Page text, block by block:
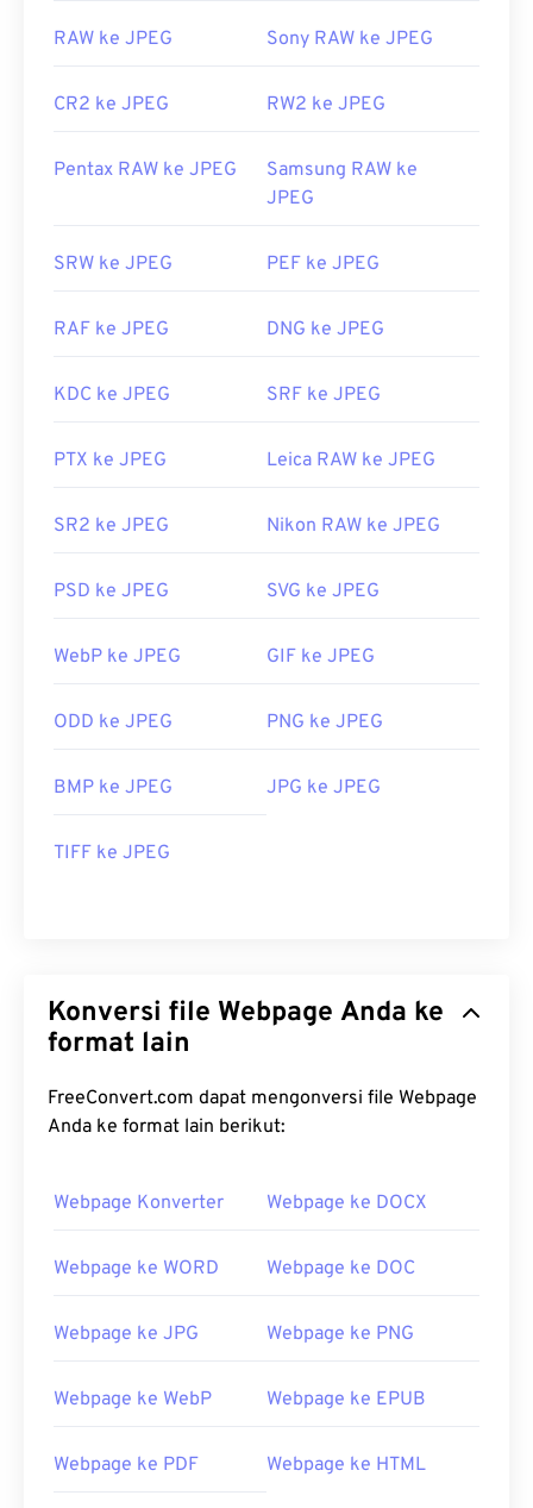
RAW ke JPEG Sony RAW ke JPEG
CR2 ke JPEG RW2 ke JPEG
Pentax RAW ke JPEG
Samsung RAW ke
JPEG
SRW ke JPEG PEF ke JPEG
RAF ke JPEG DNG ke JPEG
KDC ke JPEG SRF ke JPEG
PTX ke JPEG Leica RAW ke JPEG
SR2 ke JPEG Nikon RAW ke JPEG
PSD ke JPEG SVG ke JPEG
WebP ke JPEG GIF ke JPEG
ODD ke JPEG PNG ke JPEG
BMP ke JPEG JPG ke JPEG
TIFF ke JPEG
Konversi file Webpage Anda ke
format lain
FreeConvert.com dapat mengonversi file Webpage
Anda ke format lain berikut:
Webpage Konverter Webpage ke DOCX
Webpage ke WORD Webpage ke DOC
Webpage ke JPG Webpage ke PNG
Webpage ke WebP Webpage ke EPUB
Webpage ke PDF Webpage ke HTML